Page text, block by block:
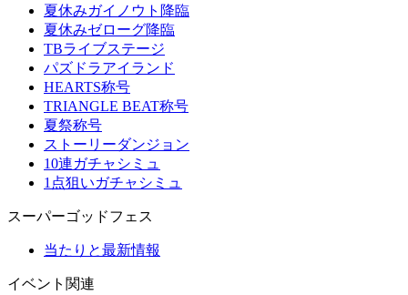
夏休みガイノウト降臨
夏休みゼローグ降臨
TBライブステージ
パズドラアイランド
HEARTS称号
TRIANGLE BEAT称号
夏祭称号
ストーリーダンジョン
10連ガチャシミュ
1点狙いガチャシミュ
スーパーゴッドフェス
当たりと最新情報
イベント関連